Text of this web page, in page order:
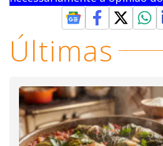
Últimas